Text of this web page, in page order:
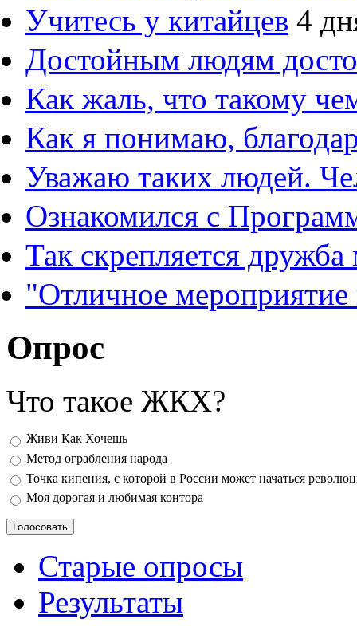
Учитесь у китайцев 4
Достойным людям
Как жаль, что такому
Как я понимаю,
Уважаю таких людей.
Ознакомился с
Так скрепляется
"Отличное мероприятие
Опрос
Что такое ЖКХ?
Варианты
Живи Как Хочешь
Метод ограбления народа
Точка кипения, с которой в России может начаться
Моя дорогая и любимая контора
Старые опросы
Результаты